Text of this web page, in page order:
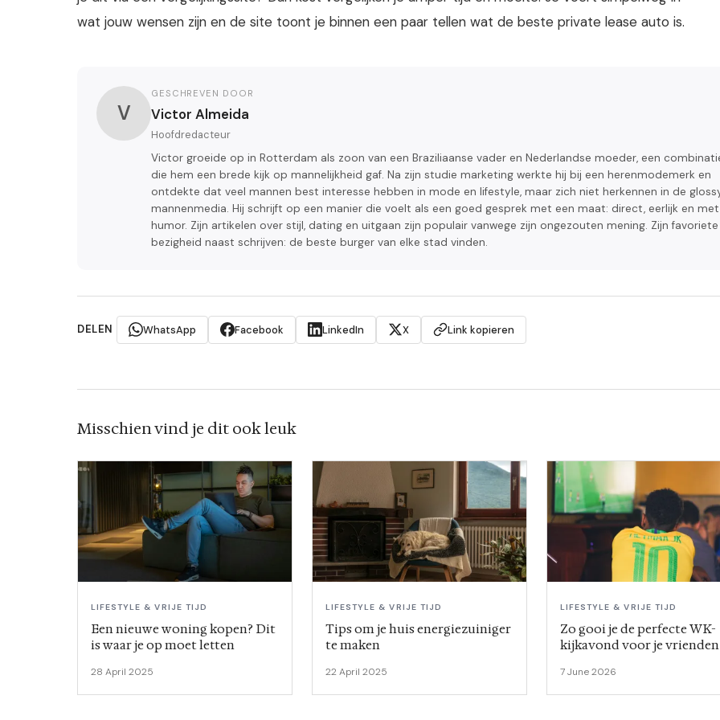
wat jouw wensen zijn en de site toont je binnen een paar tellen wat de beste private lease auto is.
V
GESCHREVEN DOOR
Victor Almeida
Hoofdredacteur
Victor groeide op in Rotterdam als zoon van een Braziliaanse vader en Nederlandse moeder, een
die hem een brede kijk op mannelijkheid gaf. Na zijn studie marketing werkte hij bij een herenmodemerk en
ontdekte dat veel mannen best interesse hebben in mode en lifestyle, maar zich niet herkennen in de
mannenmedia. Hij schrijft op een manier die voelt als een goed gesprek met een maat: direct, eerlijk en met
humor. Zijn artikelen over stijl, dating en uitgaan zijn populair vanwege zijn ongezouten mening. Zijn favoriete
bezigheid naast schrijven: de beste burger van elke stad vinden.
DELEN WhatsApp Facebook LinkedIn X Link kopieren
Misschien vind je dit ook leuk
LIFESTYLE & VRIJE TIJD
Een nieuwe woning kopen? Dit
is waar je op moet letten
28 April 2025
LIFESTYLE & VRIJE TIJD
Tips om je huis energiezuiniger
te maken
22 April 2025
LIFESTYLE & VRIJE TIJD
Zo gooi je de perfecte WK-
kijkavond voor je vrienden
7 June 2026